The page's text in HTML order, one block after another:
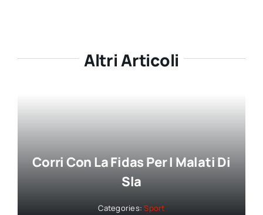
Altri Articoli
Corri Con La Fidas Per I Malati Di
Sla
Categories:Sport